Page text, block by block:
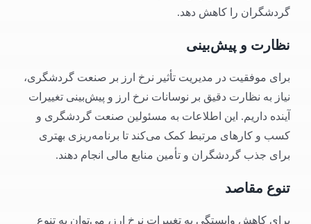
گردشگران را کاهش دهد.
نظارت و پیش‌بینی
برای موفقیت در مدیریت تأثیر نرخ ارز بر صنعت گردشگری،
نیاز به نظارت دقیق بر نوسانات نرخ ارز و پیش‌بینی تغییرات
آینده داریم. این اطلاعات به مسئولین صنعت گردشگری و
کسب و کارهای مرتبط کمک می‌کند تا برنامه‌ریزی بهتری
برای جذب گردشگران و تأمین منابع مالی انجام دهند.
تنوع مقاصد
برای کاهش وابستگی به تغییرات نرخ ارز، می‌توان به تنوع